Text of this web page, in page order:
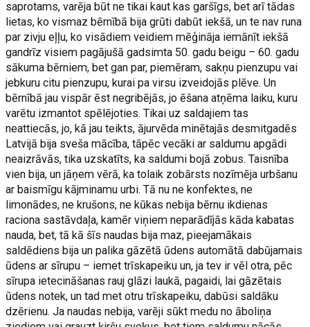
saprotams, varēja būt ne tikai kaut kas garšīgs, bet arī tādas
lietas, ko vismaz bērnībā bija grūti dabūt iekšā, un te nav runa
par zivju eļļu, ko visādiem veidiem mēģināja iemānīt iekšā
gandrīz visiem pagājušā gadsimta 50. gadu beigu – 60. gadu
sākuma bērniem, bet gan par, piemēram, sakņu pienzupu vai
jebkuru citu pienzupu, kurai pa virsu izveidojās plēve. Un
bērnībā jau vispār ēst negribējās, jo ēšana atņēma laiku, kuru
varētu izmantot spēlējoties. Tikai uz saldajiem tas
neattiecās, jo, kā jau teikts, ājurvēda minētajās desmitgadēs
Latvijā bija sveša mācība, tāpēc vecāki ar saldumu apgādi
neaizrāvās, tika uzskatīts, ka saldumi bojā zobus. Taisnība
vien bija, un jāņem vērā, ka tolaik zobārsts nozīmēja urbšanu
ar baismīgu kājminamu urbi. Tā nu ne konfektes, ne
limonādes, ne krušons, ne kūkas nebija bērnu ikdienas
raciona sastāvdaļa, kamēr viņiem neparādījās kāda kabatas
nauda, bet, tā kā šīs naudas bija maz, pieejamākais
saldēdiens bija un palika gāzētā ūdens automātā dabūjamais
ūdens ar sīrupu – iemet trīskapeiku un, ja tev ir vēl otra, pēc
sīrupa ietecināšanas rauj glāzi laukā, pagaidi, lai gāzētais
ūdens notek, un tad met otru trīskapeiku, dabūsi saldāku
dzērienu. Ja naudas nebija, varēji sūkt medu no āboliņa